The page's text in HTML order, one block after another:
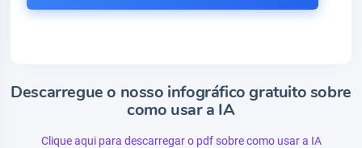
Descarregue o nosso infográfico gratuito sobre
como usar a IA
Clique aqui para descarregar o pdf sobre como usar a IA